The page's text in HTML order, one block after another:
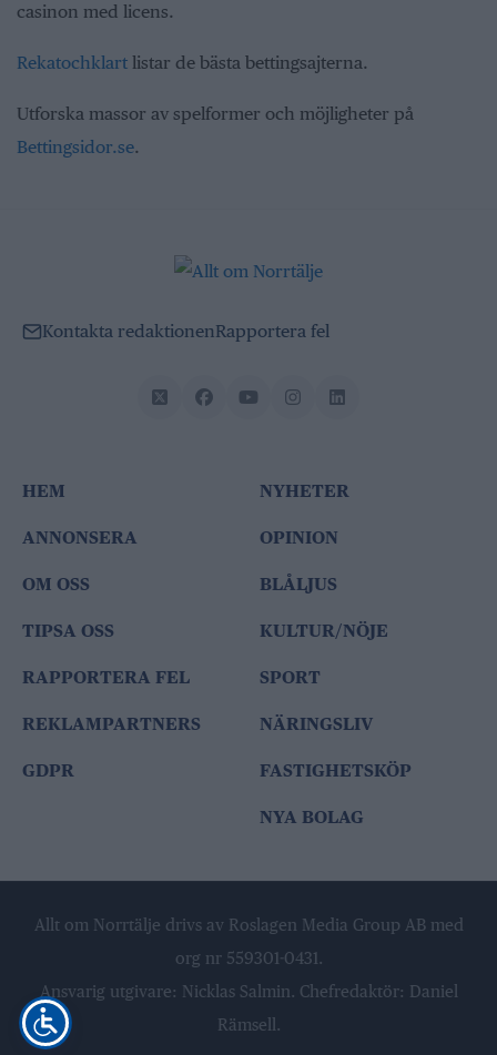
casinon med licens.
Rekatochklart listar de bästa bettingsajterna.
Utforska massor av spelformer och möjligheter på
Bettingsidor.se.
Kontakta redaktionenRapportera fel
HEM
ANNONSERA
OM OSS
TIPSA OSS
RAPPORTERA FEL
REKLAMPARTNERS
GDPR
NYHETER
OPINION
BLÅLJUS
KULTUR/NÖJE
SPORT
NÄRINGSLIV
FASTIGHETSKÖP
NYA BOLAG
Allt om Norrtälje drivs av Roslagen Media Group AB med
org nr 559301-0431.
Ansvarig utgivare: Nicklas Salmin. Chefredaktör: Daniel
Rämsell.